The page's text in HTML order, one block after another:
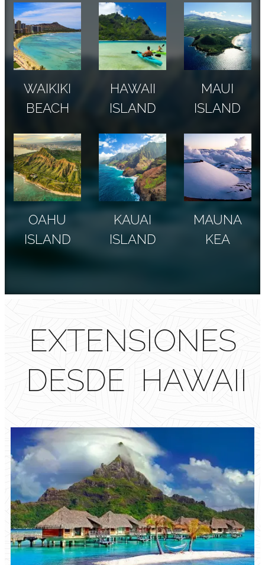
WAIKIKI
BEACH
HAWAII
ISLAND
MAUI
ISLAND
OAHU
ISLAND
KAUAI
ISLAND
MAUNA
KEA
EXTENSIONES
DESDE HAWAII